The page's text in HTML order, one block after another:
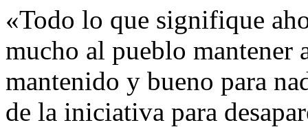
«Todo lo que signifique
mucho al pueblo mantener
mantenido y bueno para
de la iniciativa para